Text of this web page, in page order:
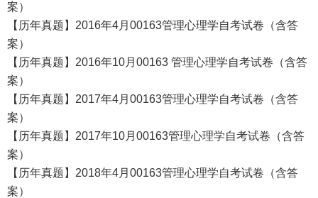
案）
【历年真题】2016年4月00163管理心理学自考试卷（含答
案）
【历年真题】2016年10月00163 管理心理学自考试卷（含答
案）
【历年真题】2017年4月00163管理心理学自考试卷（含答
案）
【历年真题】2017年10月00163管理心理学自考试卷（含答
案）
【历年真题】2018年4月00163管理心理学自考试卷（含答
案）